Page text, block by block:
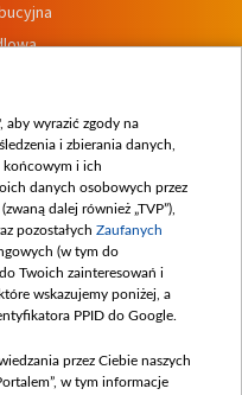
aby wyrazić zgody na
i zbierania danych,
końcowym i ich
danych osobowych przez
dalej również „TVP”),
pozostałych Zaufanych
(w tym do
Twoich zainteresowań i
wskazujemy poniżej, a
PPID do Google.
przez Ciebie naszych
w tym informacje